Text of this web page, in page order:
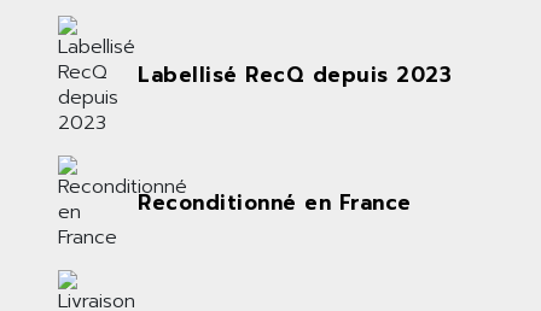
Labellisé RecQ depuis 2023
Reconditionné en France